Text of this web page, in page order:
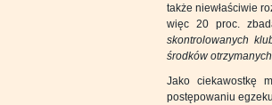
także niewłaściwie
więc 20 proc.
skontrolowanych
środków
Jako ciekawostkę
postępowaniu